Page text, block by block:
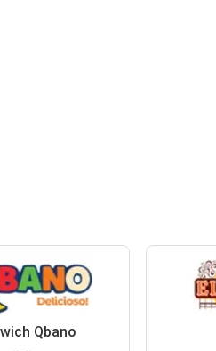
Qbano